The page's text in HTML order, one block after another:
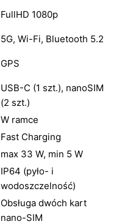
FullHD 1080p
5G, Wi-Fi, Bluetooth 5.2
GPS
USB-C (1 szt.), nanoSIM
(2 szt.)
W ramce
Fast Charging
max 33 W, min 5 W
IP64 (pyło- i
wodoszczelność)
Obsługa dwóch kart
nano-SIM